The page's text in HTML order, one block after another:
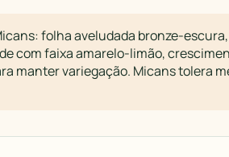
folha aveludada bronze-
com faixa amarelo-limão,
manter variegação. Micans tolera